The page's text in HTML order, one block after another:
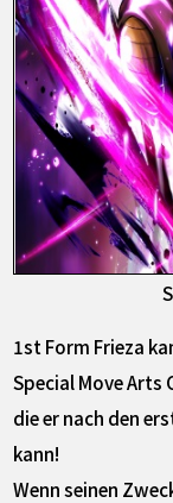
1st Form Frieza
Special Move
die er nach den
kann!
Wenn seinen